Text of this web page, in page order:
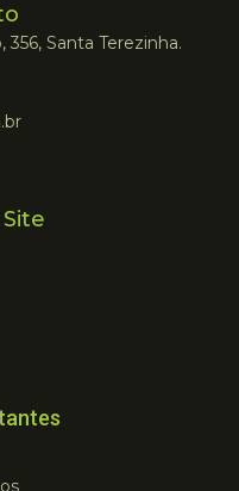
356, Santa Terezinha.